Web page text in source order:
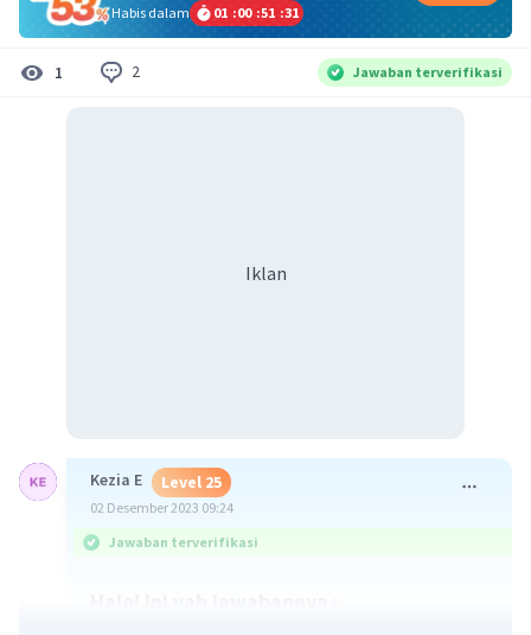
Habis dalam
01 :00 :51 :31
1 2 Jawaban terverifikasi
Iklan
Kezia E Level 25
02 Desember 2023 09:24
Jawaban terverifikasi